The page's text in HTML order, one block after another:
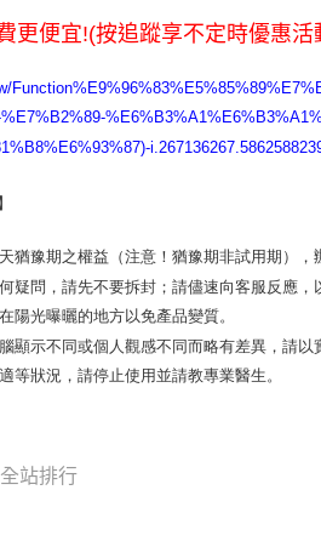
更便宜!(按追蹤享不定時優惠活
猶豫期之權益（注意！猶豫期非試用期）
疑問，請先不要拆封；請儘速向客服反應，
陽光曝曬的地方以免產品變質。
顯示不同或個人觀感不同而略有差異，請以
等狀況，請停止使用並請教專業醫生。
全站排行